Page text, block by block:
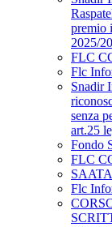
premio
2025/
FLC
Flc
Snadir
senza
art.25
Fondo
FLC
Flc